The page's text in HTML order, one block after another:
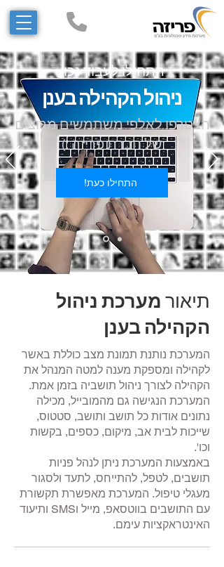
התחילו לעבוד נכון
ניהול הקהילה בענן
הצטרפו לאלפי משתמשים מרוצים
של חברת פריזה :)
התחילו כעת!
תיאור מערכת ניהול
הקהילה בענן
המערכת נותנת תמונת מצב כוללת באשר
לקהילה ומספקת מענה למטה המנהל את
הקהילה לצורך ניהול תושביה בזמן אמת.
המערכת הנגישה גם מהמובייל, מכילה
נתונים אודות כל תושב ותושב, סטטוס,
שייכות לבית אב, מיקום, כספים, בקשות
וכו'.
באמצעות המערכת ניתן לנהל פניות
תושבים, לטפל, להתייחס, לתעד ולסגור
מעגלי טיפול. המערכת מאפשרת תקשורת
עם התושבים בווטסאפ, מייל וSMS ותיעוד
האינטראקציות עימם.